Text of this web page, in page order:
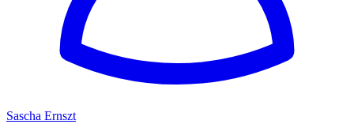
Sascha Ernszt